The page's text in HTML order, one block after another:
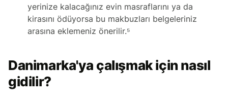
yerinize kalacağınız evin masraflarını ya da
kirasını ödüyorsa bu makbuzları belgeleriniz
arasına eklemeniz önerilir.⁵
Danimarka'ya çalışmak için nasıl
gidilir?